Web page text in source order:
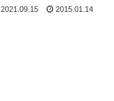
2021.09.15 2015.01.14